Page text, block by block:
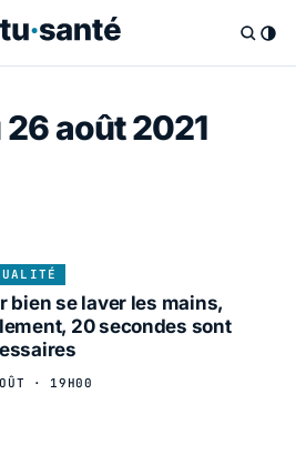
août 2021
bien se laver les mains,
20 secondes sont
· 19H00